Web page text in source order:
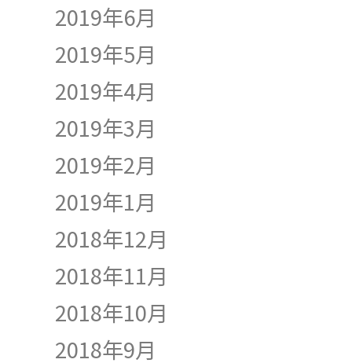
2019年6月
2019年5月
2019年4月
2019年3月
2019年2月
2019年1月
2018年12月
2018年11月
2018年10月
2018年9月